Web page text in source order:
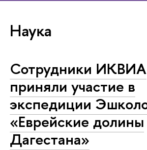
Наука
Сотрудники ИКВИА
приняли участие в
экспедиции
«Еврейские долины
Дагестана»